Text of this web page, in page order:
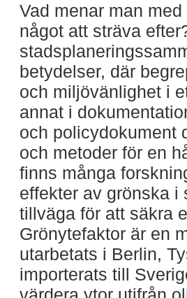
Vad menar man
något att sträva
betydelser, där
och miljövänlighet i
annat i
och policydokument
och metoder för en
finns många
effekter av grönska i
tillväga för att säkra
Grönytefaktor är en
utarbetats i Berlin,
importerats till